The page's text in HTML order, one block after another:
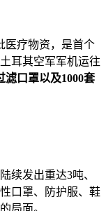
医疗物资，是首个
耳其空军军机运往
滤口罩以及1000套
续发出重达3吨、
口罩、防护服、鞋
局面。